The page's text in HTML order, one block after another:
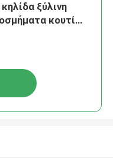
ξύλινη
κουτί